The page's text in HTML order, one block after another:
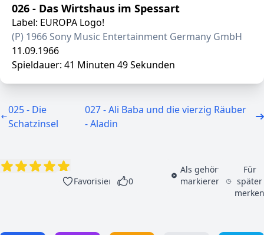
026 - Das Wirtshaus im Spessart
Label: EUROPA Logo!
(P) 1966 Sony Music Entertainment Germany GmbH
11.09.1966
Spieldauer: 41 Minuten 49 Sekunden
025 - Die
Schatzinsel
027 - Ali Baba und die vierzig Räuber
- Aladin
Favorisieren 0
Als gehört
markieren
Für
später